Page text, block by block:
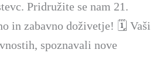
Pridružite se nam 21.
in zabavno doživetje! 🗓️ Vaši
spoznavali nove